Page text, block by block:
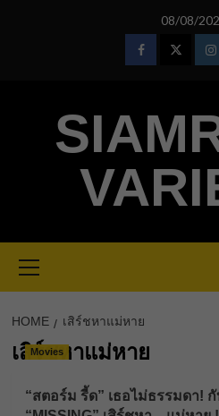
08/08/
FacebookTwitter
Menu
HOME เสิร์ชหาแม่หาย
เสิร์ชหาแม่หาย
Movies
“สตอร์ม รี้ด” เธอไม่ธรรมดา!